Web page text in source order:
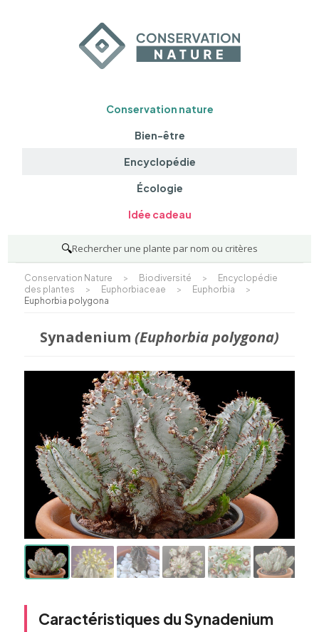
Conservation nature
Bien-être
Encyclopédie
Écologie
Idée cadeau
🔍Rechercher une plante par nom ou critères
Conservation Nature > Biodiversité >
Encyclopédie
des plantes
> Euphorbiaceae > Euphorbia
>
Euphorbia polygona
Synadenium (Euphorbia polygona)
Caractéristiques du Synadenium